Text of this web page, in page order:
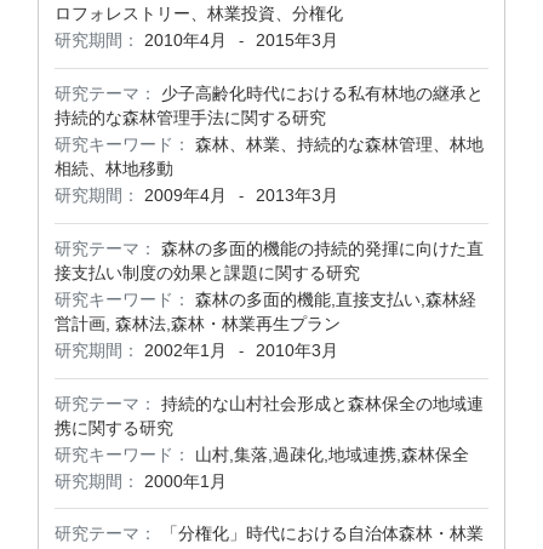
ロフォレストリー、林業投資、分権化
研究期間：
2010年4月 - 2015年3月
研究テーマ：
少子高齢化時代における私有林地の継承と
持続的な森林管理手法に関する研究
研究キーワード：
森林、林業、持続的な森林管理、林地
相続、林地移動
研究期間：
2009年4月 - 2013年3月
研究テーマ：
森林の多面的機能の持続的発揮に向けた直
接支払い制度の効果と課題に関する研究
研究キーワード：
森林の多面的機能,直接支払い,森林経
営計画, 森林法,森林・林業再生プラン
研究期間：
2002年1月 - 2010年3月
研究テーマ：
持続的な山村社会形成と森林保全の地域連
携に関する研究
研究キーワード：
山村,集落,過疎化,地域連携,森林保全
研究期間：
2000年1月
研究テーマ：
「分権化」時代における自治体森林・林業